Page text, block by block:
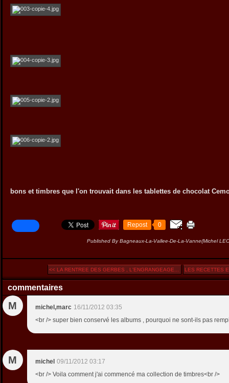
bons et timbres que l'on trouvait dans les tablettes de chocolat
Repost 0
Published By Bagneaux-La-Vallee-De-La-Vanne(Michel
<< LA RENTREE DES GERBES , L'ENGRANGEAGE... LES RECETTES
commentaires
M michel,marc 16/11/2012 03:35
<br /> super bien conservé les albums , pourquoi ne sont-ils pas
M michel 09/11/2012 03:17
<br /> Voila comment j'ai commencé ma collection de timbres<br />